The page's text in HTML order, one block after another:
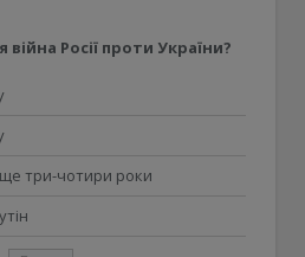
Росії проти України?
три-чотири роки